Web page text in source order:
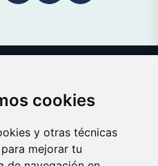
cookies
y otras técnicas
mejorar tu